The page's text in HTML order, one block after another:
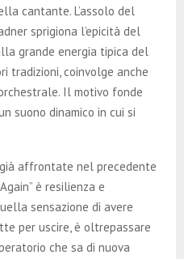
cantante. L’assolo del
sprigiona l’epicità del
grande energia tipica del
tradizioni, coinvolge anche
Il motivo fonde
suono dinamico in cui si
affrontate nel precedente
è resilienza e
sensazione di avere
per uscire, è oltrepassare
che sa di nuova